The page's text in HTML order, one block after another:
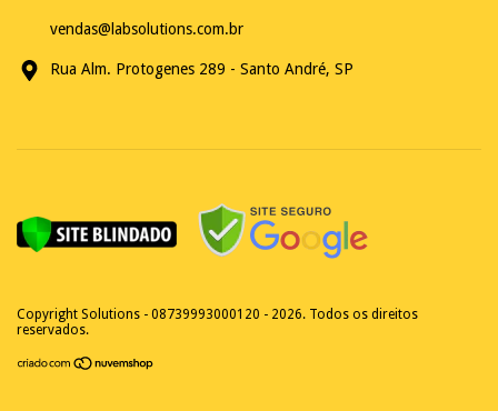
vendas@labsolutions.com.br
Rua Alm. Protogenes 289 - Santo André, SP
Copyright Solutions - 08739993000120 - 2026. Todos os direitos
reservados.